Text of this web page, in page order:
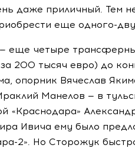
даже приличный. Тем
еще одного-
еще четыре
200 тысяч евро) до
опорник Вячеслав
Манелов — в
«Краснодара»
Ивича ему было
2». Но Сторожук